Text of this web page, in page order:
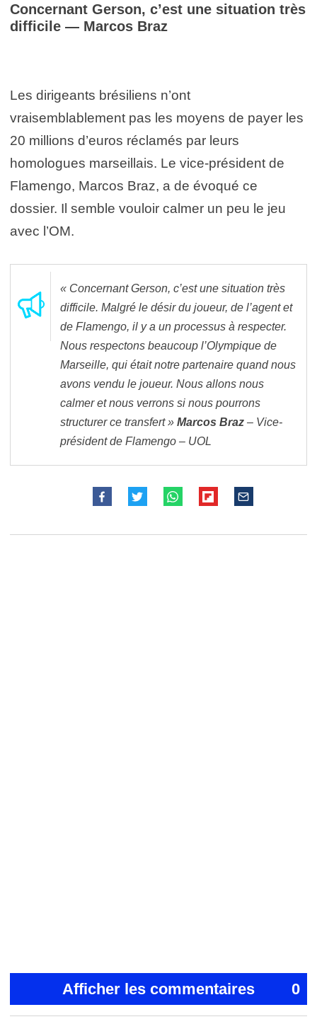
Concernant Gerson, c’est une situation très
difficile — Marcos Braz
Les dirigeants brésiliens n’ont
vraisemblablement pas les moyens de payer les
20 millions d’euros réclamés par leurs
homologues marseillais. Le vice-président de
Flamengo, Marcos Braz, a de évoqué ce
dossier. Il semble vouloir calmer un peu le jeu
avec l’OM.
« Concernant Gerson, c’est une situation très
difficile. Malgré le désir du joueur, de l’agent et
de Flamengo, il y a un processus à respecter.
Nous respectons beaucoup l’Olympique de
Marseille, qui était notre partenaire quand nous
avons vendu le joueur. Nous allons nous
calmer et nous verrons si nous pourrons
structurer ce transfert » Marcos Braz – Vice-
président de Flamengo – UOL
Afficher les commentaires 0